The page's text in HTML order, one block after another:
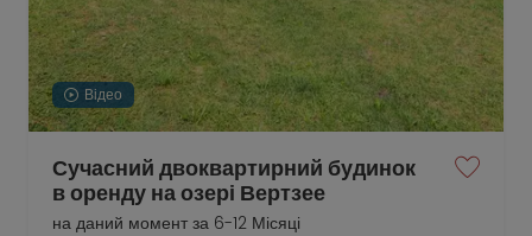
Відео
Сучасний двоквартирний будинок
в оренду на озері Вертзее
на даний момент за 6-12 Місяці